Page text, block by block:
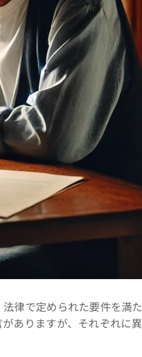
律で定められた要件を満た
ありますが、それぞれに異